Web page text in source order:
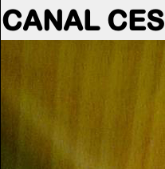
CANAL CES